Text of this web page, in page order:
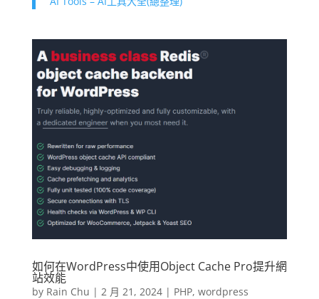
如何在WordPress中使用Object Cache Pro提升網
站效能
by Rain Chu | 2 月 21, 2024| PHP, wordpress